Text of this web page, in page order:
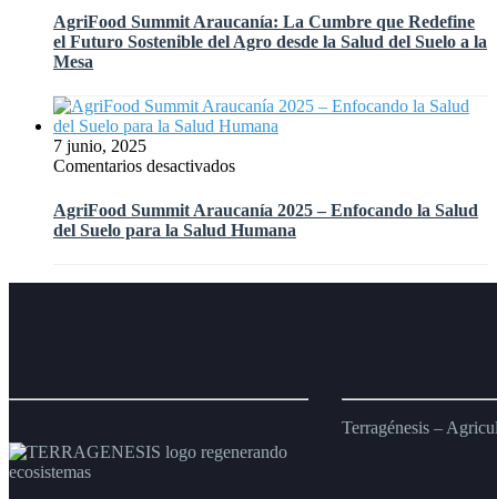
del
Futuro»
y
el
del
Agro
Summit
Araucanía:
La
Redefine
el
Sostenible
Agro
desde
AgriFood Summit Araucanía: La Cumbre que Redefine
el Futuro Sostenible del Agro desde la Salud del Suelo a la
Mesa
7 junio, 2025
Comentarios desactivadosen
Summit
Araucanía
Enfocando
la
Humana
AgriFood Summit Araucanía 2025 – Enfocando la Salud
del Suelo para la Salud Humana
Terragénesis –